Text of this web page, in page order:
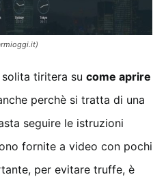
tiritera su come aprire
perchè si tratta di una
seguire le istruzioni
fornite a video con pochi
per evitare truffe, è